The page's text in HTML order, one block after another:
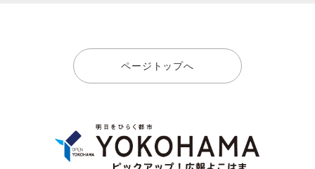
ページトップへ